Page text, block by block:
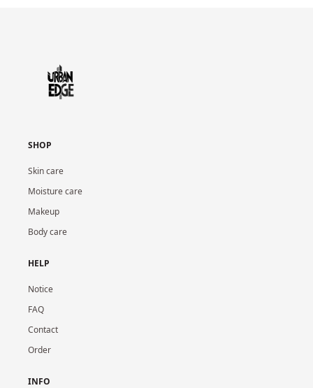
SHOP
Skin care
Moisture care
Makeup
Body care
HELP
Notice
FAQ
Contact
Order
INFO